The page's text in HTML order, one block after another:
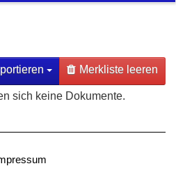
Merkliste leeren
sich keine Dokumente.